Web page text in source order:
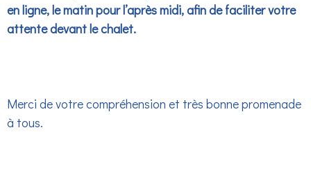
en ligne, le matin pour l’après midi, afin de faciliter votre
attente devant le chalet.
Merci de votre compréhension et très bonne promenade
à tous.